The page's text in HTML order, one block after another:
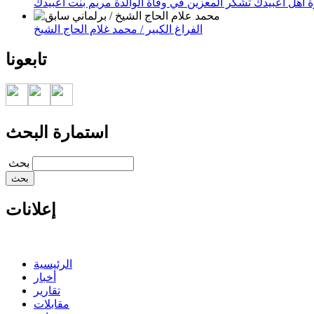
أهل اعبيدك تشكر المعزين في وفاة الوالدة مريم بنت اعبيدك
الفراغ الكبير / محمد غلام الحاج الشيخ
تابعونا
استمارة البحث
‏بحث ‏
إعلانات
الرئيسية
أخبار
تقارير
مقابلات